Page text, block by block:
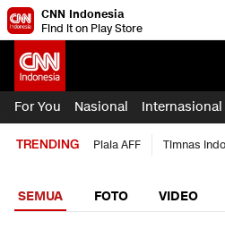
CNN Indonesia
Find it on Play Store
For You Nasional Internasional
TRENDING Piala AFF Timnas
SEMUA FOTO VIDEO